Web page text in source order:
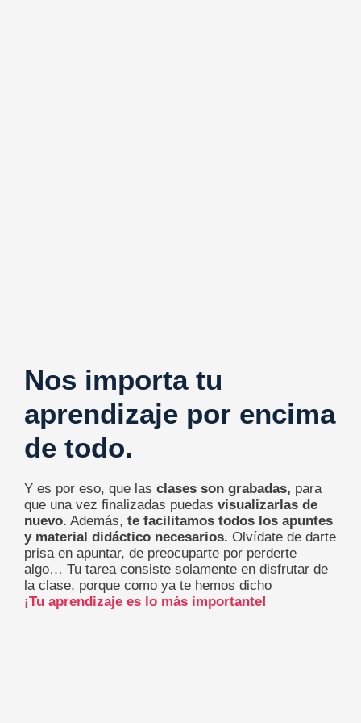
Nos importa tu
aprendizaje por encima
de todo.
Y es por eso, que las clases son grabadas, para
que una vez finalizadas puedas visualizarlas de
nuevo. Además, te facilitamos todos los apuntes
y material didáctico necesarios. Olvídate de darte
prisa en apuntar, de preocuparte por perderte
algo… Tu tarea consiste solamente en disfrutar de
la clase, porque como ya te hemos dicho
¡Tu aprendizaje es lo más importante!